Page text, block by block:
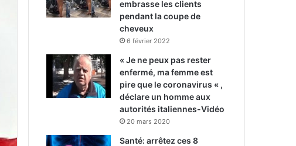
embrasse les clients
pendant la coupe de
cheveux
6 février 2022
« Je ne peux pas rester
enfermé, ma femme est
pire que le coronavirus « ,
déclare un homme aux
autorités italiennes-Vidéo
20 mars 2020
Santé: arrêtez ces 8